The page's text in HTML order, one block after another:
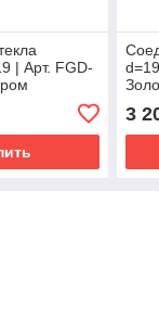
| Арт. FGD-
3